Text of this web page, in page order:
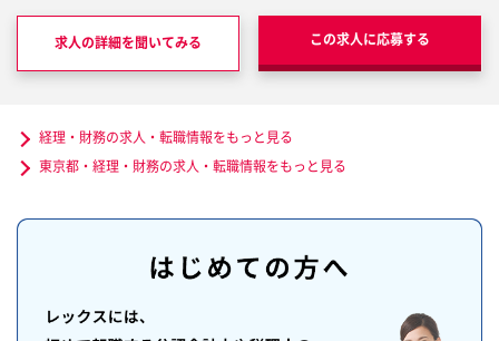
求人の詳細を聞いてみる この求人に応募する
経理・財務の求人・転職情報をもっと見る
東京都・経理・財務の求人・転職情報をもっと見る